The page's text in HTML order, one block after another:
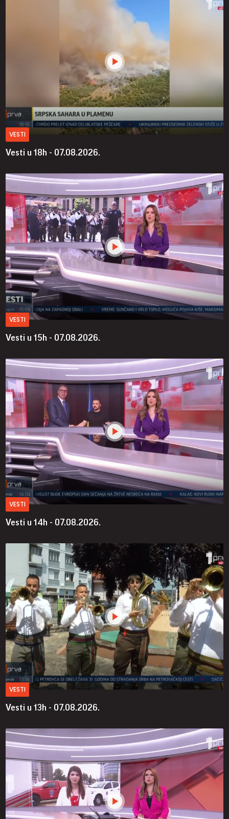
VESTI
Vesti u 18h - 07.08.2026.
VESTI
Vesti u 15h - 07.08.2026.
VESTI
Vesti u 14h - 07.08.2026.
VESTI
Vesti u 13h - 07.08.2026.